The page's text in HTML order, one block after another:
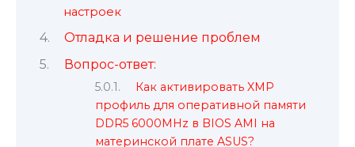
настроек
Отладка и решение проблем
Вопрос-ответ:
Как активировать XMP
профиль для оперативной памяти
DDR5 6000MHz в BIOS AMI на
материнской плате ASUS?